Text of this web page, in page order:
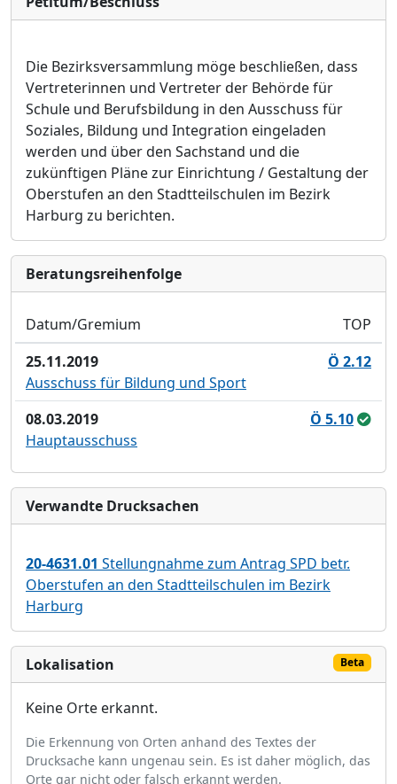
Die Bezirksversammlung möge beschließen, dass
Vertreterinnen und Vertreter der Behörde für
Schule und Berufsbildung in den Ausschuss für
Soziales, Bildung und Integration eingeladen
werden und über den Sachstand und die
zukünftigen Pläne zur Einrichtung / Gestaltung der
Oberstufen an den Stadtteilschulen im Bezirk
Harburg zu berichten.
Bera­tungs­reihen­folge
Datum/Gremium
TOP
25.11.2019
Ö 2.12
Ausschuss für Bildung und Sport
08.03.2019
Ö 5.10
Hauptausschuss
Verwandte Drucksachen
20-4631.01 Stellungnahme zum Antrag SPD betr.
Oberstufen an den Stadtteilschulen im Bezirk
Harburg
Lokalisation Beta
Keine Orte erkannt.
Die Erkennung von Orten anhand des Textes der
Drucksache kann ungenau sein. Es ist daher möglich, das
Orte gar nicht oder falsch erkannt werden.